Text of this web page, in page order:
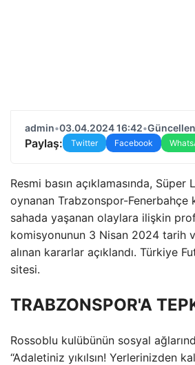
admin•03.04.2024 16:42•
Paylaş: Twitter Facebook
Resmi basın açıklamasında, Süper
oynanan Trabzonspor-Fenerbahçe
sahada yaşanan olaylara ilişkin
komisyonunun 3 Nisan 2024 tarih
alınan kararlar açıklandı. Türkiye
sitesi.
TRABZONSPOR'A
Rossoblu kulübünün sosyal
“Adaletiniz yıkılsın! Yerlerinizden